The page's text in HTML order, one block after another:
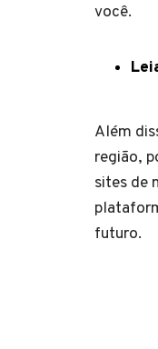
você.
Além
região,
sites de
futuro.